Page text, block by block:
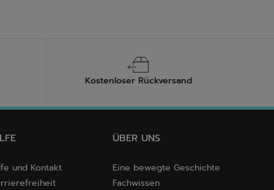
Kostenloser Rückversand
und Kontakt
ÜBER UNS
Eine bewegte Geschichte
Fachwissen